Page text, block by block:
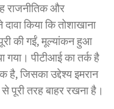
राजनीतिक और
किया कि तोशाखाना
की गईं, मूल्यांकन हुआ
गया। पीटीआई का तर्क है
है, जिसका उद्देश्य इमरान
पूरी तरह बाहर रखना है।